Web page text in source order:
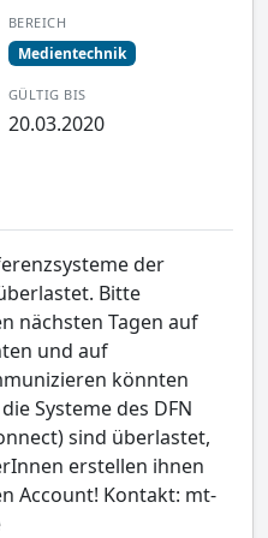
BEREICH
Medientechnik
GÜLTIG BIS
20.03.2020
der
Bitte
nächsten Tagen auf
und auf
könnten
Systeme des DFN
sind überlastet,
erstellen ihnen
Account! Kontakt: mt-